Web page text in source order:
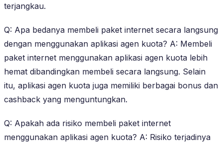
terjangkau.
Q: Apa bedanya membeli paket internet secara langsung
dengan menggunakan aplikasi agen kuota? A: Membeli
paket internet menggunakan aplikasi agen kuota lebih
hemat dibandingkan membeli secara langsung. Selain
itu, aplikasi agen kuota juga memiliki berbagai bonus dan
cashback yang menguntungkan.
Q: Apakah ada risiko membeli paket internet
menggunakan aplikasi agen kuota? A: Risiko terjadinya